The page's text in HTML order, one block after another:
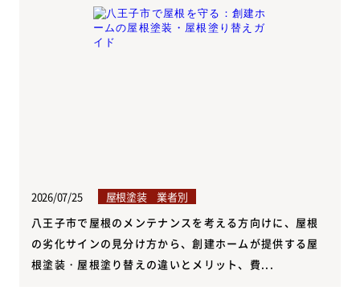
2026/07/25
屋根塗装 業者別
八王子市で屋根のメンテナンスを考える方向けに、屋根
の劣化サインの見分け方から、創建ホームが提供する屋
根塗装・屋根塗り替えの違いとメリット、費...